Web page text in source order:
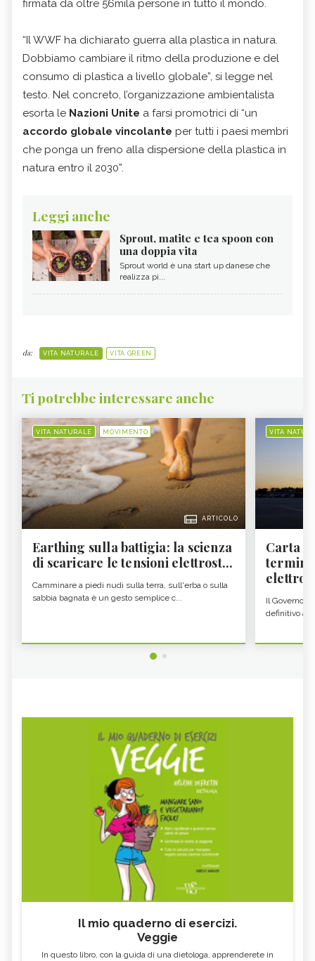
firmata da oltre 56mila persone in tutto il mondo.
“Il WWF ha dichiarato guerra alla plastica in natura.
Dobbiamo cambiare il ritmo della produzione e del
consumo di plastica a livello globale”, si legge nel
testo. Nel concreto, l’organizzazione ambientalista
esorta le Nazioni Unite a farsi promotrici di “un
accordo globale vincolante per tutti i paesi membri
che ponga un freno alla dispersione della plastica in
natura entro il 2030”.
Leggi anche
Sprout, matite e tea spoon con
una doppia vita
Sprout world è una start up danese che
realizza pi...
da: VITA NATURALE VITA GREEN
Ti potrebbe interessare anche
VITA NATURALE MOVIMENTO
ARTICOLO
Earthing sulla battigia: la scienza
di scaricare le tensioni elettrost...
Camminare a piedi nudi sulla terra, sull'erba o sulla
sabbia bagnata è un gesto semplice c...
VITA
Carta
Il Governo
definitivo
Il mio quaderno di esercizi.
Veggie
In questo libro, con la guida di una dietologa, apprenderete in